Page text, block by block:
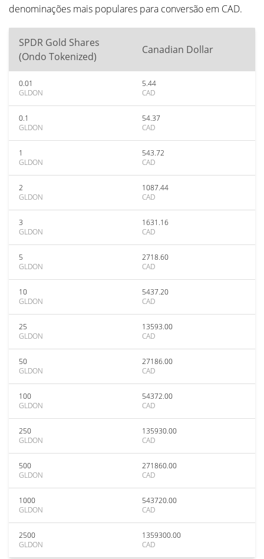
denominações mais populares para conversão em CAD.
SPDR Gold Shares
(Ondo Tokenized)
Canadian Dollar
0.01
GLDON
5.44
CAD
0.1
GLDON
54.37
CAD
1
GLDON
543.72
CAD
2
GLDON
1087.44
CAD
3
GLDON
1631.16
CAD
5
GLDON
2718.60
CAD
10
GLDON
5437.20
CAD
25
GLDON
13593.00
CAD
50
GLDON
27186.00
CAD
100
GLDON
54372.00
CAD
250
GLDON
135930.00
CAD
500
GLDON
271860.00
CAD
1000
GLDON
543720.00
CAD
2500
GLDON
1359300.00
CAD